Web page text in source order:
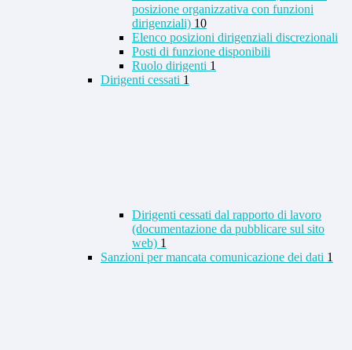
posizione organizzativa con funzioni
dirigenziali) 10
Elenco posizioni dirigenziali discrezionali
Posti di funzione disponibili
Ruolo dirigenti 1
Dirigenti cessati 1
Dirigenti cessati dal rapporto di lavoro
(documentazione da pubblicare sul sito
web) 1
Sanzioni per mancata comunicazione dei dati 1